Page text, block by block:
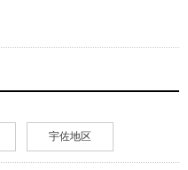
宇佐地区